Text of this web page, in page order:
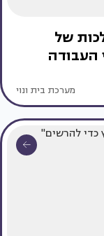
של
העבודה
מערכת בית ונוי